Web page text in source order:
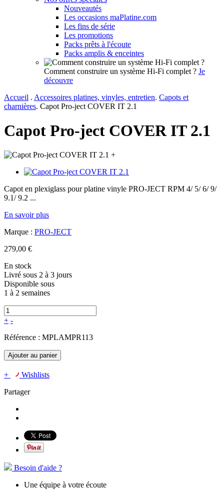
Nouveautés
Les occasions maPlatine.com
Les fins de série
Les promotions
Packs prêts à l'écoute
Packs amplis & enceintes
Comment construire un système Hi-Fi complet ? Je
découvre
Accueil . Accessoires platines, vinyles, entretien. Capots et
charnières. Capot Pro-ject COVER IT 2.1
Capot Pro-ject COVER IT 2.1
+
Capot en plexiglass pour platine vinyle PRO-JECT RPM 4/ 5/ 6/ 9/
9.1/ 9.2 ...
En savoir plus
Marque : PRO-JECT
279,00 €
En stock
Livré sous 2 à 3 jours
Disponible sous
1 à 2 semaines
+ -
Référence : MPLAMPR113
Ajouter au panier
+
Wishlists
Partager
Besoin d'aide ?
Une équipe à votre écoute